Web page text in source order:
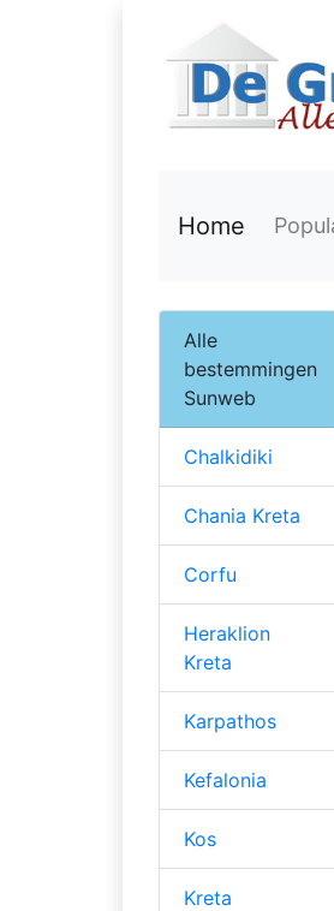
Home
Alle
bestemmingen
Sunweb
Chalkidiki
Chania Kreta
Corfu
Heraklion
Kreta
Karpathos
Kefalonia
Kos
Kreta